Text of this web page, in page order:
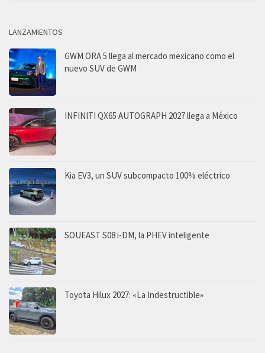
LANZAMIENTOS
GWM ORA 5 llega al mercado mexicano como el
nuevo SUV de GWM
INFINITI QX65 AUTOGRAPH 2027 llega a México
Kia EV3, un SUV subcompacto 100% eléctrico
SOUEAST S08 i-DM, la PHEV inteligente
Toyota Hilux 2027: «La Indestructible»